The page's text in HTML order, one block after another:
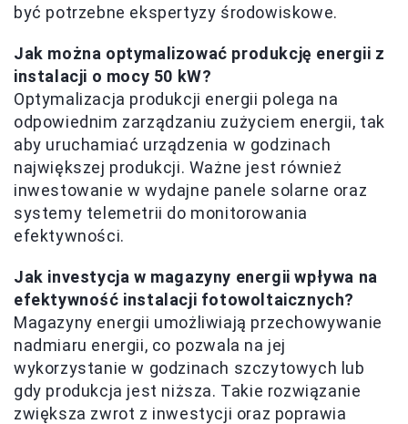
być potrzebne ekspertyzy środowiskowe.
Jak można optymalizować produkcję energii z
instalacji o mocy 50 kW?
Optymalizacja produkcji energii polega na
odpowiednim zarządzaniu zużyciem energii, tak
aby uruchamiać urządzenia w godzinach
największej produkcji. Ważne jest również
inwestowanie w wydajne panele solarne oraz
systemy telemetrii do monitorowania
efektywności.
Jak investycja w magazyny energii wpływa na
efektywność instalacji fotowoltaicznych?
Magazyny energii umożliwiają przechowywanie
nadmiaru energii, co pozwala na jej
wykorzystanie w godzinach szczytowych lub
gdy produkcja jest niższa. Takie rozwiązanie
zwiększa zwrot z inwestycji oraz poprawia